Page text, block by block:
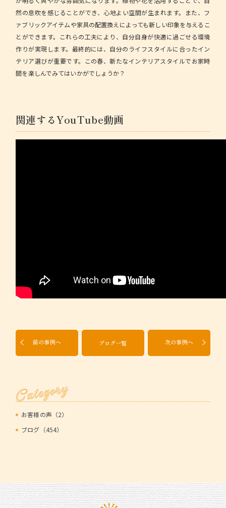
然の息吹を感じることができ、心地よい空間が生まれます。また、フ
ァブリックアイテムや家具の配置換えによっても新しい印象を与えるこ
とができます。これらの工夫により、自分自身が快適に過ごせる環境
作りが実現します。最終的には、自分のライフスタイルに合ったイン
テリア選びが重要です。この春、新たなインテリアスタイルでお家時
間を楽しんでみてはいかがでしょうか？
関連するYouTube動画
前の事例へ ブログ一覧 次の事例へ
Category
お客様の声（2）
ブログ（454）